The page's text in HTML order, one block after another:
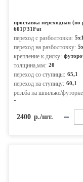
проставка переходная (по
601|731Fut
переход с разболтовки:
переход на разболтовку:
крепление к диску:
толщина,мм: 20
переход со ступицы: 65,1
переход на ступицу: 60,1
резьба на шпильке/
-
2400 р./шт.